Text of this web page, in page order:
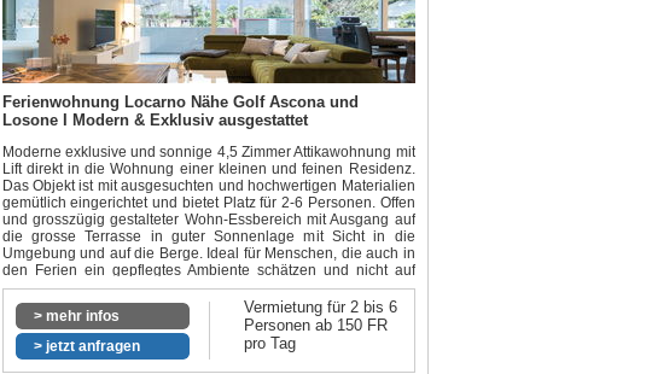
Ferienwohnung Locarno Nähe Golf Ascona und
Losone I Modern & Exklusiv ausgestattet
Moderne exklusive und sonnige 4,5 Zimmer Attikawohnung mit
Lift direkt in die Wohnung einer kleinen und feinen Residenz.
Das Objekt ist mit ausgesuchten und hochwertigen Materialien
gemütlich eingerichtet und bietet Platz für 2-6 Personen. Offen
und grosszügig gestalteter Wohn-Essbereich mit Ausgang auf
die grosse Terrasse in guter Sonnenlage mit Sicht in die
Umgebung und auf die Berge. Ideal für Menschen, die auch in
den Ferien ein gepflegtes Ambiente schätzen und nicht auf
Komfort verzichten möchten.
In unmittelbarer Nähe der berühmten Badeplätze mit
Sandstrand an der Maggia und nur wenige Fahrminuten vom
Lago Maggiore entfernt, geniessen sie mediterranes Ambiente
> mehr infos
> jetzt anfragen
Vermietung für 2 bis 6
Personen ab 150 FR
pro Tag